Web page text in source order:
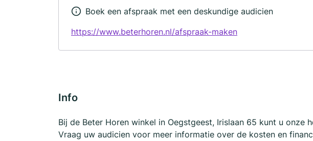
Boek een afspraak met een deskundige audicien
https://www.beterhoren.nl/afspraak-maken
Info
Bij de Beter Horen winkel in Oegstgeest, Irislaan 65 kunt u onze
Vraag uw audicien voor meer informatie over de kosten en